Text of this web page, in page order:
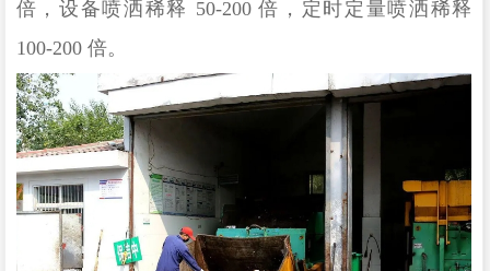
倍，设备喷洒稀释 50-200 倍，定时定量喷洒稀释
100-200 倍。